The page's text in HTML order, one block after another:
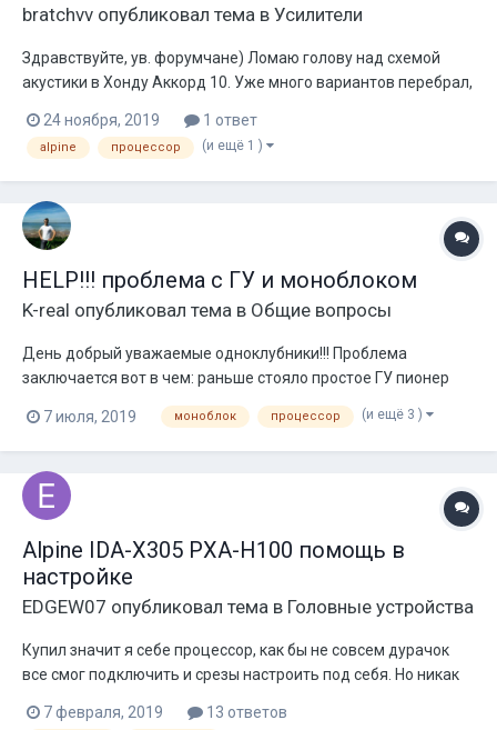
bratchvv опубликовал тема в Усилители
Здравствуйте, ув. форумчане) Ломаю голову над схемой
акустики в Хонду Аккорд 10. Уже много вариантов перебрал,
между качеством и практичностью. Пока остановился в
такую схему: Заманивает компактность. Вопрос темы пока
один, и д...
24 ноября, 2019 1 ответ
alpine процессор (и ещё 1 )
HELP!!! проблема с ГУ и моноблоком
K-real опубликовал тема в Общие вопросы
День добрый уважаемые одноклубники!!! Проблема
заключается вот в чем: раньше стояло простое ГУ пионер
без наворотов, моноблок machette m1500d, саб прайд HP,
валил нормально на 35 уровне громкости просад ниже 12.0
опускался редко. Без музыки либо при тихом прослушивании
14.4.Моноблок даже при долгом...
7 июля, 2019 моноблок процессор (и ещё 3 )
Alpine IDA-X305 PXA-H100 помощь в
настройке
EDGEW07 опубликовал тема в Головные устройства
Купил значит я себе процессор, как бы не совсем дурачок
все смог подключить и срезы настроить под себя. Но никак
временные задержки. Где то пишут тупо мерить линейкой от
7 февраля, 2019 13 ответов